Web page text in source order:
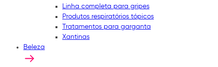
Linha completa para gripes
Produtos respiratórios tópicos
Tratamentos para garganta
Xantinas
Beleza